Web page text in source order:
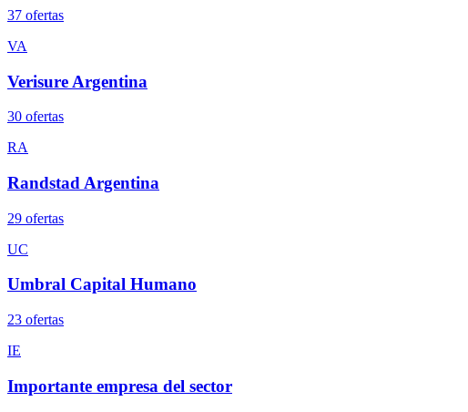
37 ofertas
VA
Verisure Argentina
30 ofertas
RA
Randstad Argentina
29 ofertas
UC
Umbral Capital Humano
23 ofertas
IE
Importante empresa del sector